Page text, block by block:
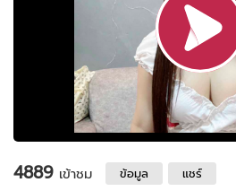
4889 เข้าชม ข้อมูล แชร์